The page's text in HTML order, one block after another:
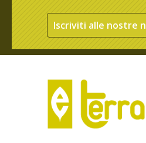
Iscriviti alle nostre